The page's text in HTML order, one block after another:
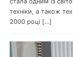
техніки, а також
2000 році […]